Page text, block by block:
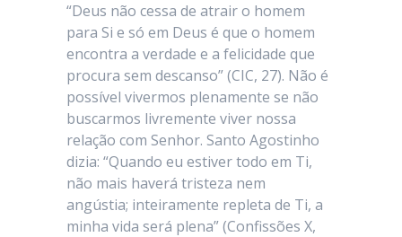
“Deus não cessa de atrair o homem
para Si e só em Deus é que o homem
encontra a verdade e a felicidade que
procura sem descanso” (CIC, 27). Não é
possível vivermos plenamente se não
buscarmos livremente viver nossa
relação com Senhor. Santo Agostinho
dizia: “Quando eu estiver todo em Ti,
não mais haverá tristeza nem
angústia; inteiramente repleta de Ti, a
minha vida será plena” (Confissões X,